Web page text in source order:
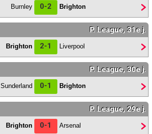
Burnley 0-2 Brighton
P. League, 31e j.
Brighton 2-1 Liverpool
P. League, 30e j.
Sunderland 0-1 Brighton
P. League, 29e j.
Brighton 0-1 Arsenal